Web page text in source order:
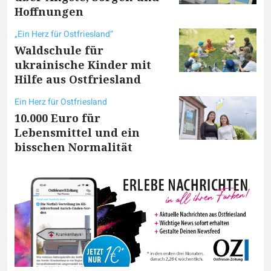
Hoffnungen
„Ein Herz für Ostfriesland“
Waldschule für
ukrainische Kinder mit
Hilfe aus Ostfriesland
Ein Herz für Ostfriesland
10.000 Euro für
Lebensmittel und ein
bisschen Normalität